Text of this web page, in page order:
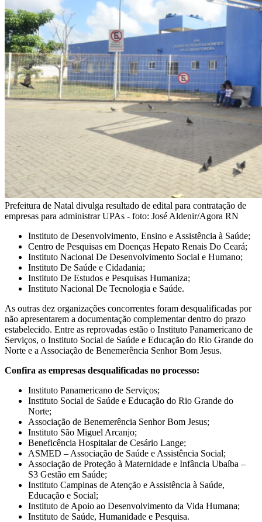
Prefeitura de Natal divulga resultado de edital para contratação de
empresas para administrar UPAs - foto: José Aldenir/Agora RN
Instituto de Desenvolvimento, Ensino e Assistência à Saúde;
Centro de Pesquisas em Doenças Hepato Renais Do Ceará;
Instituto Nacional De Desenvolvimento Social e Humano;
Instituto De Saúde e Cidadania;
Instituto De Estudos e Pesquisas Humaniza;
Instituto Nacional De Tecnologia e Saúde.
As outras dez organizações concorrentes foram desqualificadas por
não apresentarem a documentação complementar dentro do prazo
estabelecido. Entre as reprovadas estão o Instituto Panamericano de
Serviços, o Instituto Social de Saúde e Educação do Rio Grande do
Norte e a Associação de Benemerência Senhor Bom Jesus.
Confira as empresas desqualificadas no processo:
Instituto Panamericano de Serviços;
Instituto Social de Saúde e Educação do Rio Grande do
Norte;
Associação de Benemerência Senhor Bom Jesus;
Instituto São Miguel Arcanjo;
Beneficência Hospitalar de Cesário Lange;
ASMED – Associação de Saúde e Assistência Social;
Associação de Proteção à Maternidade e Infância Ubaíba –
S3 Gestão em Saúde;
Instituto Campinas de Atenção e Assistência à Saúde,
Educação e Social;
Instituto de Apoio ao Desenvolvimento da Vida Humana;
Instituto de Saúde, Humanidade e Pesquisa.